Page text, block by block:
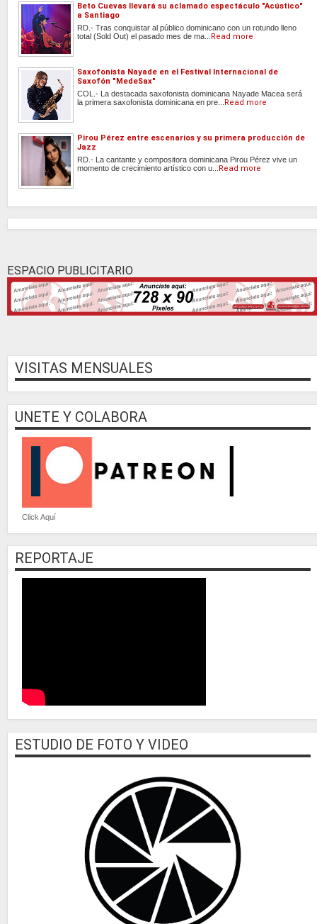
Beto Cuevas llevará su aclamado espectáculo "Acústico"
a Santiago
RD.- Tras conquistar al público dominicano con un rotundo lleno
total (Sold Out) el pasado mes de ma... Read more
Saxofonista Nayade en el Festival Internacional de
Saxofón "MedeSax"
COL.- La destacada saxofonista dominicana Nayade Macea será
la primera saxofonista dominicana en pre... Read more
Pirou Pérez entre escenarios y su primera producción de
Jazz
RD.- La cantante y compositora dominicana Pirou Pérez vive un
momento de crecimiento artístico con u... Read more
ESPACIO PUBLICITARIO
VISITAS MENSUALES
UNETE Y COLABORA
Click Aquí
REPORTAJE
ESTUDIO DE FOTO Y VIDEO